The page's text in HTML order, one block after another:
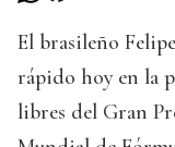
El brasileño
rápido hoy en la
libres del Gran